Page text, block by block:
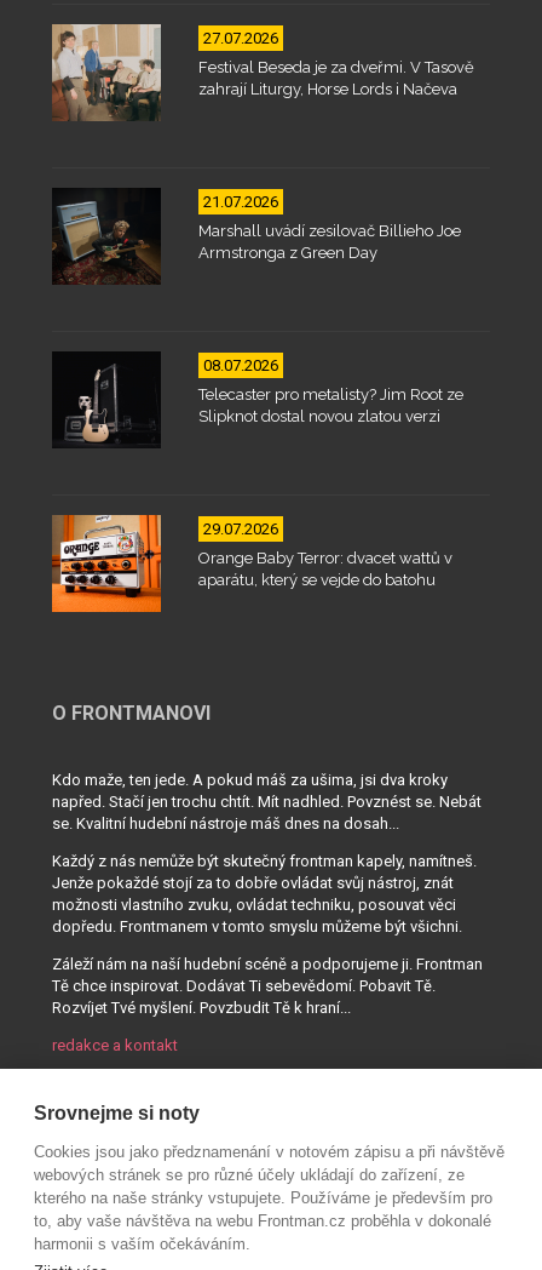
27.07.2026
Festival Beseda je za dveřmi. V Tasově
zahrají Liturgy, Horse Lords i Načeva
21.07.2026
Marshall uvádí zesilovač Billieho Joe
Armstronga z Green Day
08.07.2026
Telecaster pro metalisty? Jim Root ze
Slipknot dostal novou zlatou verzi
29.07.2026
Orange Baby Terror: dvacet wattů v
aparátu, který se vejde do batohu
O FRONTMANOVI
Kdo maže, ten jede. A pokud máš za ušima, jsi dva kroky
napřed. Stačí jen trochu chtít. Mít nadhled. Povznést se. Nebát
se. Kvalitní hudební nástroje máš dnes na dosah...
Každý z nás nemůže být skutečný frontman kapely, namítneš.
Jenže pokaždé stojí za to dobře ovládat svůj nástroj, znát
možnosti vlastního zvuku, ovládat techniku, posouvat věci
dopředu. Frontmanem v tomto smyslu můžeme být všichni.
Záleží nám na naší hudební scéně a podporujeme ji. Frontman
Tě chce inspirovat. Dodávat Ti sebevědomí. Pobavit Tě.
Rozvíjet Tvé myšlení. Povzbudit Tě k hraní...
redakce a kontakt
Srovnejme si noty
Cookies jsou jako předznamenání v notovém zápisu a při návštěvě
webových stránek se pro různé účely ukládají do zařízení, ze
kterého na naše stránky vstupujete. Používáme je především pro
to, aby vaše návštěva na webu Frontman.cz proběhla v dokonalé
harmonii s vaším očekáváním.